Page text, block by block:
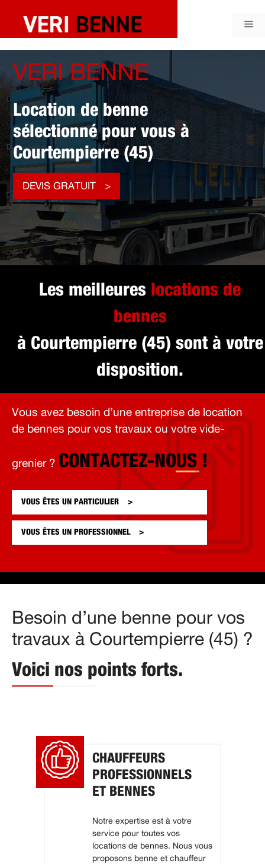
contenu
VERI BENNE
Location de benne
sélectionné pour vous à
Courtempierre (45)
DEVIS GRATUIT
Les meilleures locations de
bennes
à Courtempierre (45) sont à votre
disposition.
Vous avez besoin d’une entreprise de location
de bennes pour vos travaux ou votre vide-
grenier ? CONTACTEZ-NOUS !
VOUS ÊTES UN PARTICULIER
VOUS ÊTES UN PROFESSIONNEL
Besoin d’une benne pour vos
travaux à Courtempierre (45) ?
Voici nos points forts.
CHAUFFEURS
PROFESSIONNELS
ET BENNES
Notre expertise est à votre
service pour toutes vos
locations de bennes. Nous vous
proposons benne et chauffeur